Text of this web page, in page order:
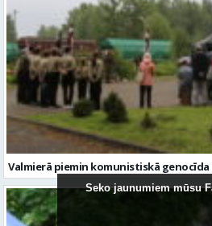
Valmierā piemin komunistiskā
Seko jaunumiem mūsu